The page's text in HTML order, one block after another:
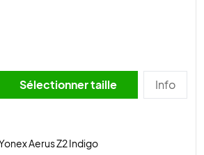
Sélectionner taille Info
Aerus Z2 Indigo